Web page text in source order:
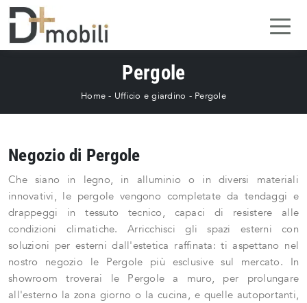
Pergole
Home - Ufficio e giardino - Pergole
Negozio di Pergole
Che siano in legno, in alluminio o in diversi materiali
innovativi, le pergole vengono completate da tendaggi e
drappeggi in tessuto tecnico, capaci di resistere alle
condizioni climatiche. Arricchisci gli spazi esterni con
soluzioni per esterni dall'estetica raffinata: ti aspettano nel
nostro negozio le Pergole più esclusive sul mercato. In
showroom troverai le Pergole a muro, per prolungare
all'esterno la zona giorno o la cucina, e quelle autoportanti,